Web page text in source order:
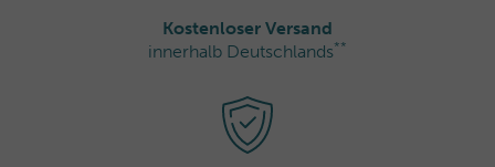
Kostenloser Versand
innerhalb Deutschlands**